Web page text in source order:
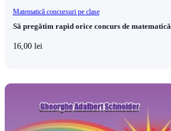
Matematică concursuri pe clase
Să pregătim rapid orice concurs de
16,00 lei